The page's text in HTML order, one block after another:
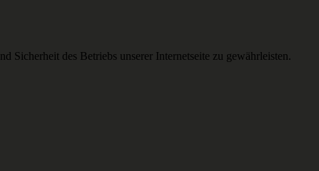
Sicherheit des Betriebs unserer Internetseite zu gewährleisten.